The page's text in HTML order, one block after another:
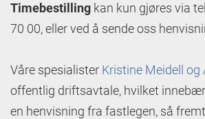
Timebestilling kan kun gjøres via
70 00, eller ved å sende oss
Våre spesialister Kristine Meidell og
offentlig driftsavtale, hvilket
en henvisning fra fastlegen, så